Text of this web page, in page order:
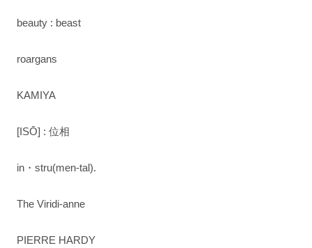
beauty : beast
roargans
KAMIYA
[ISŌ] : 位相
in・stru(men-tal).
The Viridi-anne
PIERRE HARDY